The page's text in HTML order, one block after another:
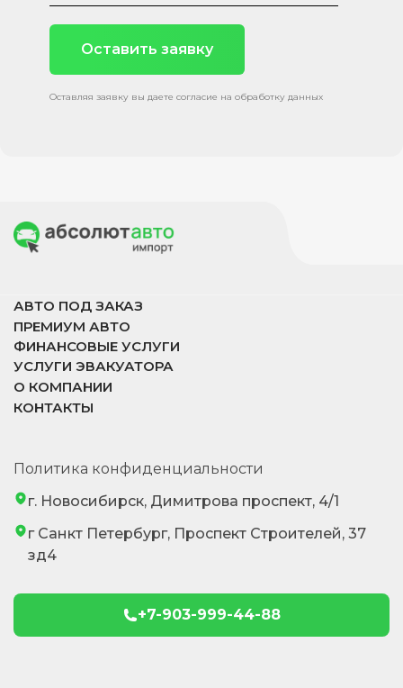
Оставить заявку
Оставляя заявку вы даете согласие на обработку данных
АВТО ПОД ЗАКАЗ
ПРЕМИУМ АВТО
ФИНАНСОВЫЕ УСЛУГИ
УСЛУГИ ЭВАКУАТОРА
О КОМПАНИИ
КОНТАКТЫ
Политика конфиденциальности
г. Новосибирск, Димитрова проспект, 4/1
г Санкт Петербург, Проспект Строителей, 37
зд4
+7-903-999-44-88